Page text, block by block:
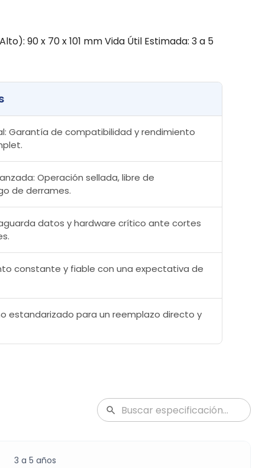
90 x 70 x 101 mm Vida Útil Estimada: 3 a 5
Garantía de compatibilidad y rendimiento
Operación sellada, libre de
de derrames.
datos y hardware crítico ante cortes
constante y fiable con una expectativa de
estandarizado para un reemplazo directo y
3 a 5 años